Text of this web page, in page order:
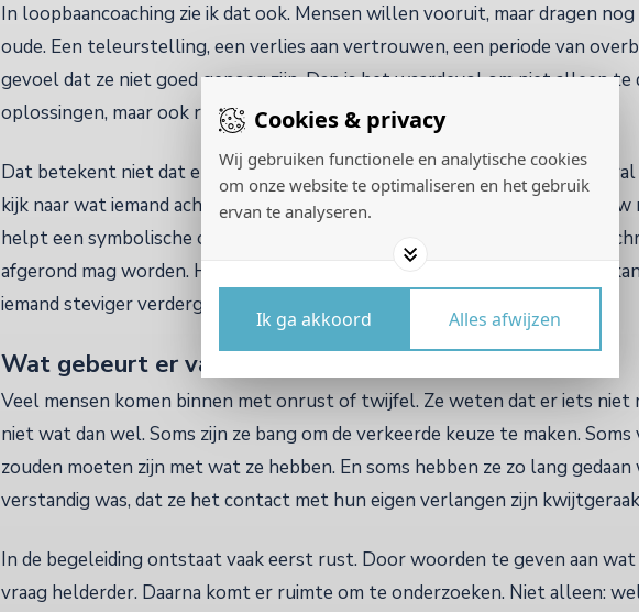
Cookies & privacy
Wij gebruiken functionele en analytische cookies
om onze website te optimaliseren en het gebruik
ervan te analyseren.
Ik ga akkoord Alles afwijzen
In loopbaancoaching zie ik dat ook. Mensen willen vooruit, maar dragen
oude. Een teleurstelling, een verlies aan vertrouwen, een periode van
gevoel dat ze niet goed genoeg zijn. Dan is het waardevol om niet alleen te
oplossingen, maar ook ruimte te maken voor betekenis.
Dat betekent niet dat er altijd een ritueel plaatsvindt. Het betekent vooral
kijk naar wat iemand achterlaat, wat iemand wil meenemen en wat er nieuw
helpt een symbolische oefening daarbij. Soms een gesprek. Soms het
afgerond mag worden. Het gaat erom dat een overgang bewust beleefd
iemand steviger verdergaat.
Wat gebeurt er vaak bij mensen die bij jou komen?
Veel mensen komen binnen met onrust of twijfel. Ze weten dat er iets niet
niet wat dan wel. Soms zijn ze bang om de verkeerde keuze te maken. Soms
zouden moeten zijn met wat ze hebben. En soms hebben ze zo lang
verstandig was, dat ze het contact met hun eigen verlangen zijn
In de begeleiding ontstaat vaak eerst rust. Door woorden te geven aan
vraag helderder. Daarna komt er ruimte om te onderzoeken. Niet alleen: